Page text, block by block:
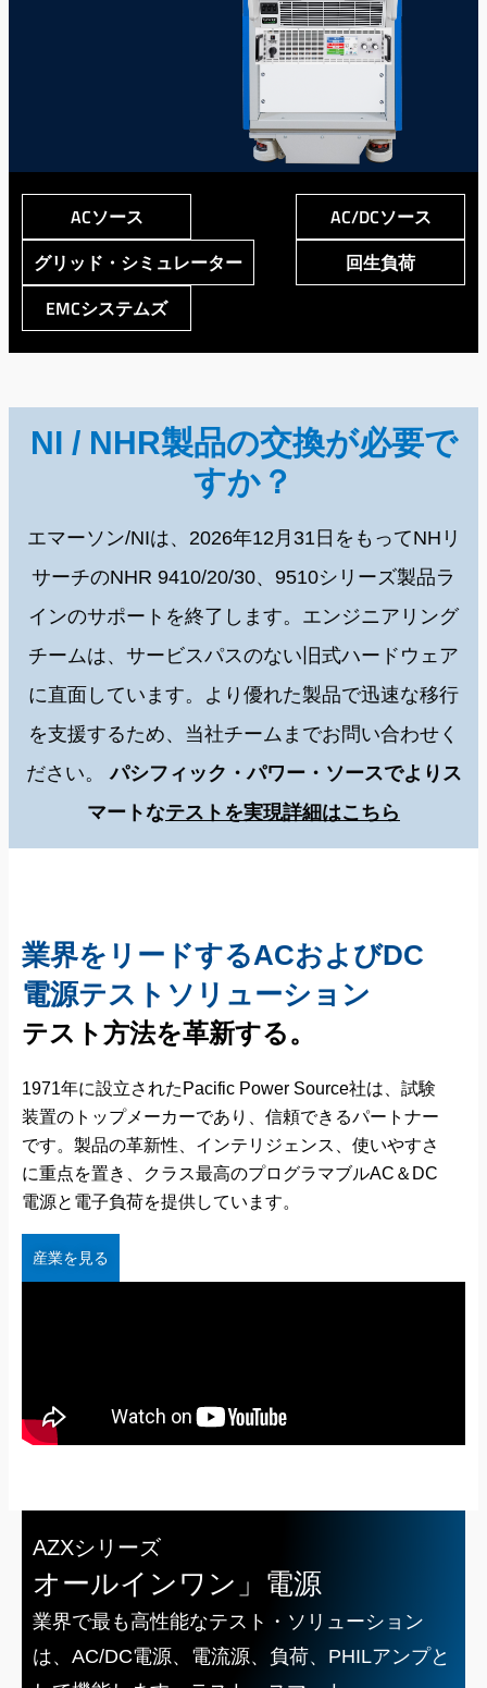
ACソース
AC/DCソース
グリッド・シミュレーター
回生負荷
EMCシステムズ
NI / NHR製品の交換が必要で
すか？
エマーソン/NIは、2026年12月31日をもってNHリ
サーチのNHR 9410/20/30、9510シリーズ製品ラ
インのサポートを終了します。エンジニアリング
チームは、サービスパスのない旧式ハードウェア
に直面しています。より優れた製品で迅速な移行
を支援するため、当社チームまでお問い合わせく
ださい。パシフィック・パワー・ソースでよりス
マートなテストを実現詳細はこちら
業界をリードするACおよびDC
電源テストソリューション
テスト方法を革新する。
1971年に設立されたPacific Power Source社は、試験
装置のトップメーカーであり、信頼できるパートナー
です。製品の革新性、インテリジェンス、使いやすさ
に重点を置き、クラス最高のプログラマブルAC＆DC
電源と電子負荷を提供しています。
産業を見る
AZXシリーズ
オールインワン」電源
業界で最も高性能なテスト・ソリューション
は、AC/DC電源、電流源、負荷、PHILアンプと